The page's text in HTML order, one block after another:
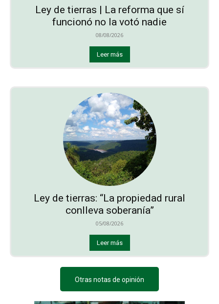
Ley de tierras | La reforma que sí
funcionó no la votó nadie
08/08/2026
Leer más
Ley de tierras: “La propiedad rural
conlleva soberanía”
05/08/2026
Leer más
Otras notas de opinión